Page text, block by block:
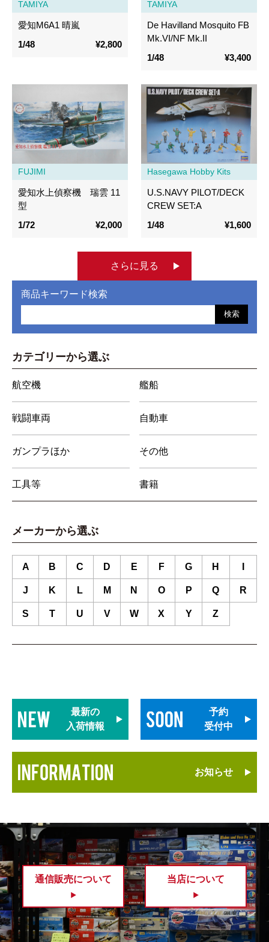
TAMIYA
愛知M6A1 晴嵐
1/48
¥2,800
TAMIYA
De Havilland Mosquito FB
Mk.VI/NF Mk.II
1/48
¥3,400
FUJIMI
愛知水上偵察機 瑞雲 11
型
1/72
¥2,000
Hasegawa Hobby Kits
U.S.NAVY PILOT/DECK
CREW SET:A
1/48
¥1,600
さらに見る
商品キーワード検索
検索
カテゴリーから選ぶ
航空機 艦船
戦闘車両 自動車
ガンプラほか その他
工具等 書籍
メーカーから選ぶ
A B C D E F G H
J K L M N O P Q R
S T U V W X Y Z
最新の
入荷情報
予約
受付中
お知らせ
通信販売について 当店について